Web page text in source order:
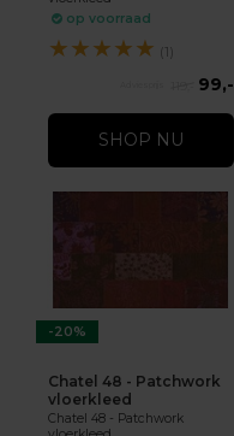
op voorraad
★★★★★ (1)
99,-
SHOP NU
-20%
Chatel 48 - Patchwork
vloerkleed
Chatel 48 - Patchwork